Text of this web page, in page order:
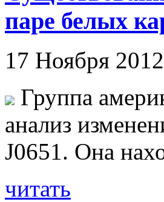
паре белых
17 Ноября
Группа
анализ
J0651. Она
читать